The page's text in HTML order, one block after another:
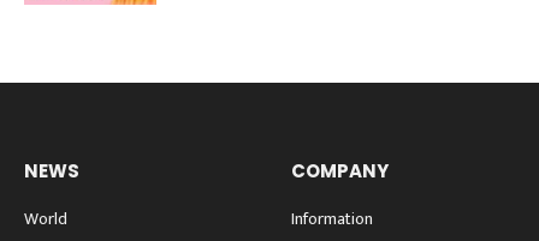
NEWS
World
COMPANY
Information